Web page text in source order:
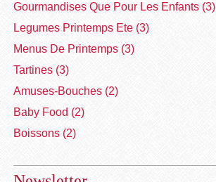
Gourmandises Que Pour Les Enfants (3)
Legumes Printemps Ete (3)
Menus De Printemps (3)
Tartines (3)
Amuses-Bouches (2)
Baby Food (2)
Boissons (2)